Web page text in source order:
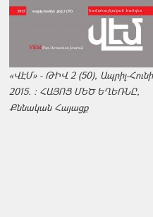
«ՎԷՄ» - ԹԻՎ 2 (50), Ապրիլ-
2015. : ՀԱՅՈՑ ՄԵԾ ԵՂԵՌՆԸ,
Քննական Հայացք